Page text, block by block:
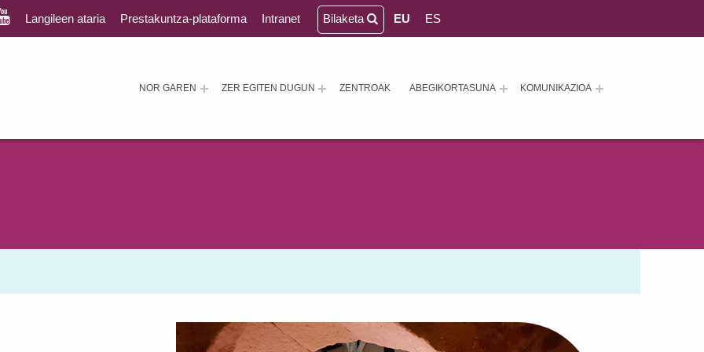
NOR GAREN ZER EGITEN DUGUN ZENTROAK ABEGIKORTASUNA KOMUNIKAZIOA
Langileen ataria Prestakuntza-plataforma Intranet Bilaketa EU ES